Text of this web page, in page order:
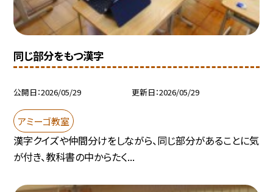
同じ部分をもつ漢字
公開日 2026/05/29 更新日 2026/05/29
アミーゴ教室
漢字クイズや仲間分けをしながら、同じ部分があることに気
が付き、教科書の中からたく...